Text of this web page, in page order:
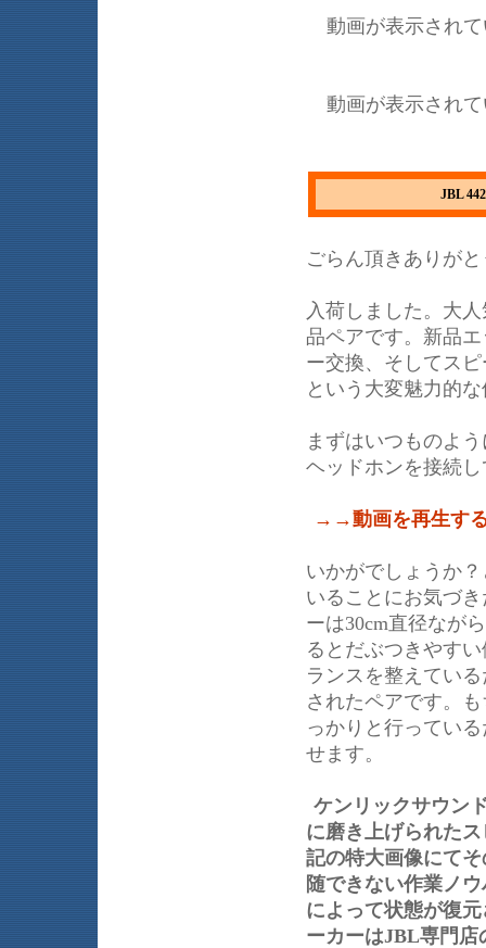
動画が表示され
動画が表示され
JBL
ごらん頂きありが
入荷しました。大
品ペアです。新品
ー交換、そしてス
という大変魅力的
まずはいつものよ
ヘッドホンを接続
→→動画を再生す
いかがでしょうか
いることにお気づ
ーは30cm直径なが
るとだぶつきやす
ランスを整えてい
されたペアです。
っかりと行ってい
せます。
ケンリックサウン
に磨き上げられた
記の特大画像にて
随できない作業ノ
によって状態が復
ーカーはJBL専門店